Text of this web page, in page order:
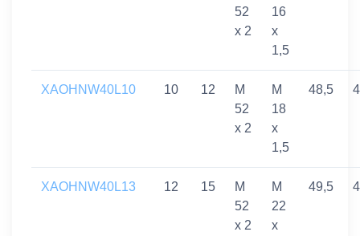
52
x 2
16
x
1,5
XAOHNW40L10 10 12
M
52
x 2
M
18
x
1,5
48,5
XAOHNW40L13 12 15
M
52
x 2
M
22
x
49,5